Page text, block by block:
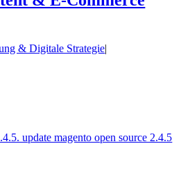
& Digitale Strategie|